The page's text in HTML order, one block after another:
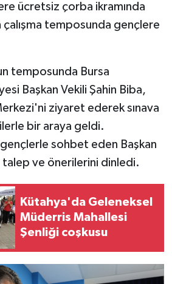
ücretsiz çorba ikramında
çalışma temposunda gençlere
temposunda Bursa
Başkan Vekili Şahin Biba,
ziyaret ederek sınava
bir araya geldi.
sohbet eden Başkan
talep ve önerilerini dinledi.
Kütahya'da Geleneksel
Müderris Mahallesi
Şenliği coşkusu